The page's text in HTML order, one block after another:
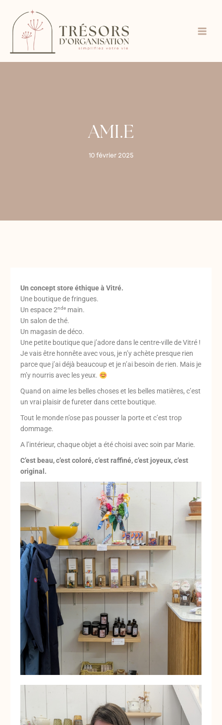
contenu
AMI.E
10 février 2025
Un concept store éthique à Vitré.
Une boutique de fringues.
Un espace 2nde main.
Un salon de thé.
Un magasin de déco.
Une petite boutique que j’adore dans le centre-ville de Vitré !
Je vais être honnête avec vous, je n’y achète presque rien
parce que j’ai déjà beaucoup et je n’ai besoin de rien. Mais je
m’y nourris avec les yeux.
Quand on aime les belles choses et les belles matières, c’est
un vrai plaisir de fureter dans cette boutique.
Tout le monde n’ose pas pousser la porte et c’est trop
dommage.
A l’intérieur, chaque objet a été choisi avec soin par Marie.
C’est beau, c’est coloré, c’est raffiné, c’est joyeux, c’est
original.